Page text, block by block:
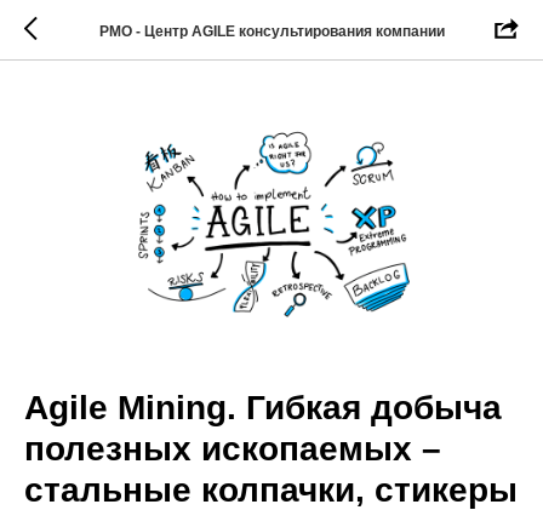
PMO - Центр AGILE консультирования компании
Agile Mining. Гибкая добыча
полезных ископаемых –
стальные колпачки, стикеры